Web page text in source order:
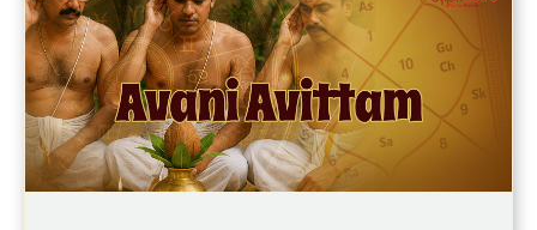
Free Panchanga Predictions Reviews
Astrology Consultancy Reviews
Free Janam Kundali Reviews
Free Astrology Reviews